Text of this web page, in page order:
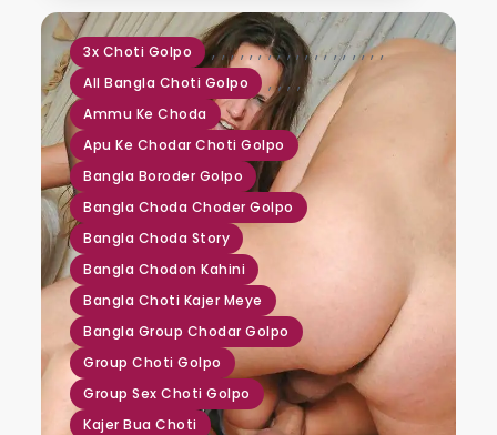
3x Choti Golpo ,
All Bangla Choti Golpo
,
Ammu Ke Choda
,
Apu Ke Chodar Choti Golpo
,
Bangla Boroder Golpo
,
Bangla Choda Choder Golpo
,
Bangla Choda Story
,
Bangla Chodon Kahini
,
Bangla Choti Kajer Meye
,
Bangla Group Chodar Golpo
,
Group Choti Golpo
,
Group Sex Choti Golpo
,
Kajer Bua Choti
,,,,,,,
,,, ,